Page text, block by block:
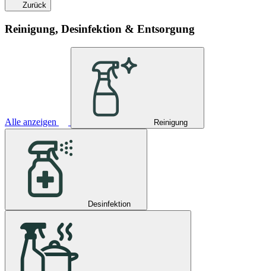
Zurück
Reinigung, Desinfektion & Entsorgung
Alle anzeigen Reinigung
Desinfektion